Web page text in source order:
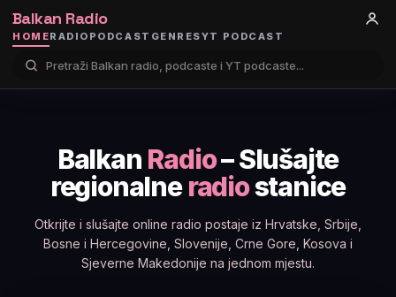
Balkan Radio
HOMERADIO PODCAST GENRESYT PODCAST
Balkan Radio– Slušajte
regionalneradiostanice
Otkrijte i slušajte online radio postaje iz Hrvatske, Srbije,
Bosne i Hercegovine, Slovenije, Crne Gore, Kosova i
Sjeverne Makedonije na jednom mjestu.